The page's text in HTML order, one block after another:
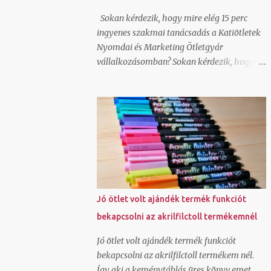
Annak nem néztem még utána, hogy az így
generált képeket hogyan lehet felhasználni,
milyen szerzői jogok vonatkoznak rá és
lehet-e jobb felbontásban is generálni a
valakinek saját fotója, amit megjelenítsen,
bátran használhat ilyen alkalmazást is.
Hogy...
Sokan kérdezik, hogy mire elég 15 perc
ingyenes szakmai tanácsadás a Katiötletek
Nyomdai és Marketing Ötletgyár
vállalkozásomban? Sokan kérdezik, hogy
tényleg adsz válaszokat? Nézzük először is,
hogy mire elég a 15 perc ingyenes szakmai
tanácsadás. Hoztam pár példát erre: le
tudjuk tesztelni olvasói szemmel egy-egy
online felületedet és tudok javaslatot tenni,
hogy mit módosítsd ahhoz, hogy
hatékonyabban működjön canva
képszerkesztő program alap használatát
meg tudjuk nézni és rájössz ezután hogy jé,
ez tényleg ilyen egyszerű általad használt
grafikai programban tudlak segíteni, hogy
ments olyan pdf-et, ami a nyomdai
Jó ötlet volt ajándék termék funkciót
bekapcsolni az akrilfilctoll termékemnél
Jó ötlet volt ajándék termék funkciót
bekapcsolni az akrilfilctoll termékem nél.